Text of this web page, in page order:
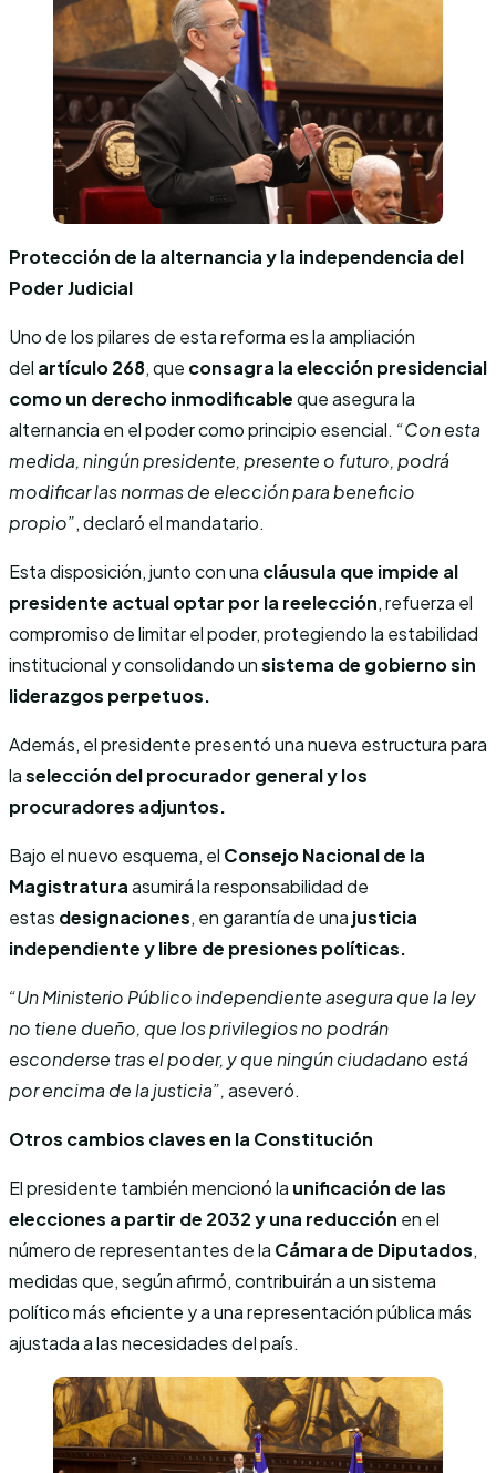
Protección de la alternancia y la independencia del
Poder Judicial
Uno de los pilares de esta reforma es la ampliación
del artículo 268, que consagra la elección presidencial
como un derecho inmodificableque asegura la
alternancia en el poder como principio esencial. “Con esta
medida, ningún presidente, presente o futuro, podrá
modificar las normas de elección para beneficio
propio”, declaró el mandatario.
Esta disposición, junto con una cláusula que impide al
presidente actual optar por la reelección, refuerza el
compromiso de limitar el poder, protegiendo la estabilidad
institucional y consolidando unsistema de gobierno sin
liderazgos perpetuos.
Además, el presidente presentó una nueva estructura para
laselección del procurador general y los
procuradores adjuntos.
Bajo el nuevo esquema, el Consejo Nacional de la
Magistraturaasumirá la responsabilidad de
estas designaciones, en garantía de una justicia
independiente y libre de presiones políticas.
“Un Ministerio Público independiente asegura que la ley
no tiene dueño, que los privilegios no podrán
esconderse tras el poder, y que ningún ciudadano está
por encima de la justicia”,aseveró.
Otros cambios claves en la Constitución
El presidente también mencionó la unificación de las
elecciones a partir de 2032y una reducción en el
número de representantes de la Cámara de Diputados,
medidas que, según afirmó, contribuirán a un sistema
político más eficiente y a una representación pública más
ajustada a las necesidades del país.